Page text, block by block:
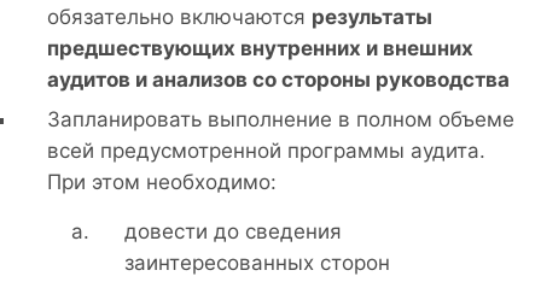
обязательно включаются результаты
предшествующих внутренних и внешних
аудитов и анализов со стороны руководства
Запланировать выполнение в полном объеме
всей предусмотренной программы аудита.
При этом необходимо:
довести до сведения
заинтересованных сторон